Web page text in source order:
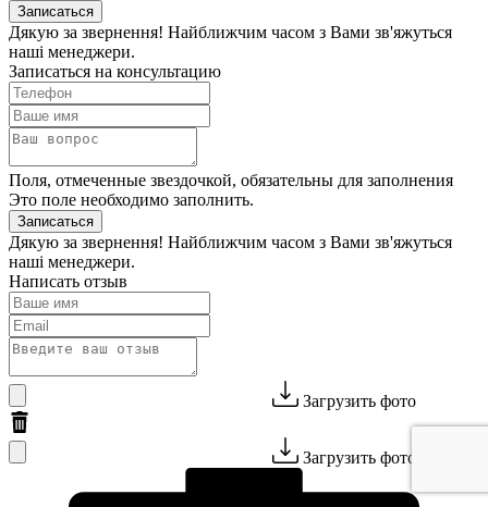
Записаться
Дякую за звернення! Найближчим часом з Вами зв'яжуться
наші менеджери.
Записаться на консультацию
Поля, отмеченные звездочкой, обязательны для заполнения
Это поле необходимо заполнить.
Записаться
Дякую за звернення! Найближчим часом з Вами зв'яжуться
наші менеджери.
Написать отзыв
Загрузить фото
Загрузить фото